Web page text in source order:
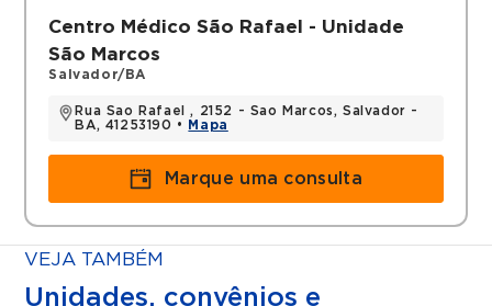
Centro Médico São Rafael - Unidade
São Marcos
Salvador/BA
Rua Sao Rafael , 2152 - Sao Marcos, Salvador -
BA, 41253190 •
Mapa
Marque uma consulta
VEJA TAMBÉM
Unidades, convênios e